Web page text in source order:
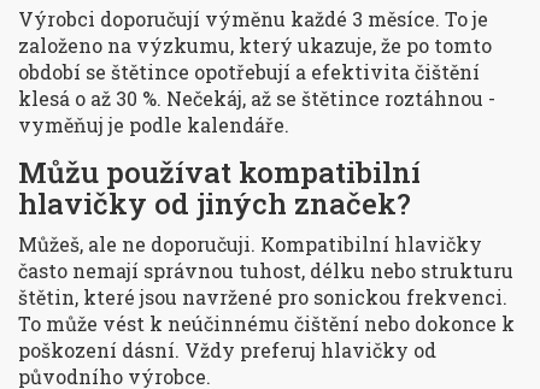
Výrobci doporučují výměnu každé 3 měsíce. To je
založeno na výzkumu, který ukazuje, že po tomto
období se štětince opotřebují a efektivita čištění
klesá o až 30 %. Nečekáj, až se štětince roztáhnou -
vyměňuj je podle kalendáře.
Můžu používat kompatibilní
hlavičky od jiných značek?
Můžeš, ale ne doporučuji. Kompatibilní hlavičky
často nemají správnou tuhost, délku nebo strukturu
štětin, které jsou navržené pro sonickou frekvenci.
To může vést k neúčinnému čištění nebo dokonce k
poškození dásní. Vždy preferuj hlavičky od
původního výrobce.